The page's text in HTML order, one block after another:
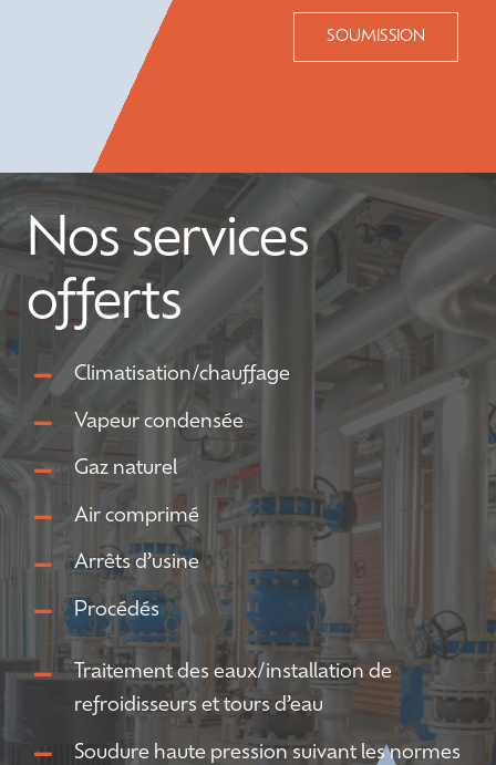
SOUMISSION
Nos services
offerts
Climatisation/chauffage
Vapeur condensée
Gaz naturel
Air comprimé
Arrêts d’usine
Procédés
Traitement des eaux/installation de
refroidisseurs et tours d’eau
Soudure haute pression suivant les normes